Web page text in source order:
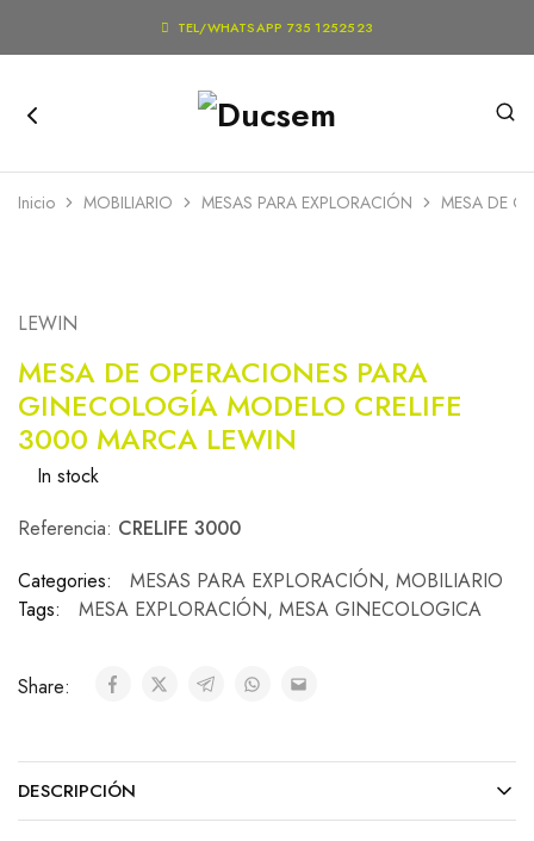
 TEL/WHATSAPP 735 1252523
Inicio MOBILIARIO MESAS PARA EXPLORACIÓN MESA DE
LEWIN
MESA DE OPERACIONES PARA
GINECOLOGÍA MODELO CRELIFE
3000 MARCA LEWIN
In stock
Referencia: CRELIFE 3000
Categories:
MESAS PARA EXPLORACIÓN, MOBILIARIO
Tags:
MESA EXPLORACIÓN, MESA GINECOLOGICA
Share:
DESCRIPCIÓN